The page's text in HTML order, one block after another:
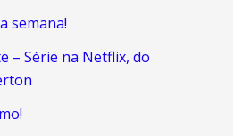
semana!
– Série na Netflix, do